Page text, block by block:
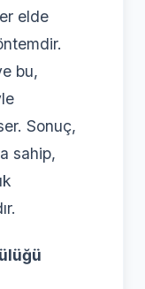
elde
bu,
Sonuç,
sahip,